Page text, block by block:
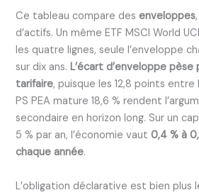
Ce tableau compare desenveloppes
d’actifs. Un même ETF MSCI World
les quatre lignes, seule l’enveloppe
sur dix ans. L’écart d’enveloppe pèse
tarifaire, puisque les 12,8 points entre
PS PEA mature 18,6 % rendent
secondaire en horizon long. Sur un
5 % par an, l’économie vaut0,4 % à
chaque année.
L’obligation déclarative est bien plus